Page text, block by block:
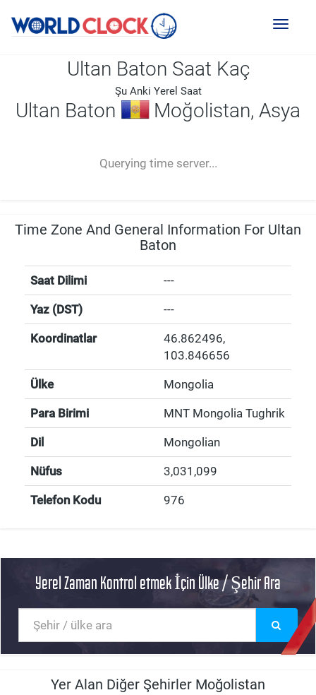
Toggle
Ultan Baton Saat Kaç
Şu Anki Yerel Saat
Ultan Baton Moğolistan, Asya
Querying time server...
-- ---- ----
Time Zone And General Information For Ultan
Baton
Saat Dilimi ---
Yaz (DST) ---
Koordinatlar 46.862496,
103.846656
Ülke Mongolia
Para Birimi MNT Mongolia Tughrik
Dil Mongolian
Nüfus 3,031,099
Telefon Kodu 976
Yerel Zaman Kontrol etmek İçin Ülke / Şehir Ara
Yer Alan Diğer Şehirler Moğolistan